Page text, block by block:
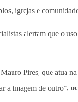
igrejas e
alertam que o
Pires, que atua
a imagem de outro”,